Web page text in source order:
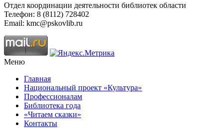
Отдел координации деятельности библиотек области
Телефон: 8 (8112) 728402
Email: kmc@pskovlib.ru
Меню
Главная
Национальный проект «Культура»
Профессионалам
Библиотека года
«Читаем сказки»
Контакты